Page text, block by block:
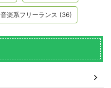
音楽系フリーランス (36)